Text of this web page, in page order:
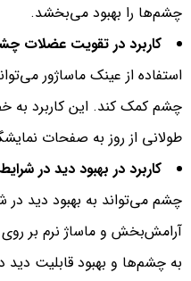
چشم‌ها را بهبود می‌بخشد.
کاربرد در تقویت عضلات
استفاده از عینک ماساژور
چشم کمک کند. این کاربرد به
طولانی از روز به صفحات
کاربرد در بهبود دید در
چشم می‌تواند به بهبود دید در
آرامش‌بخش و ماساژ نرم بر
به چشم‌ها و بهبود قابلیت